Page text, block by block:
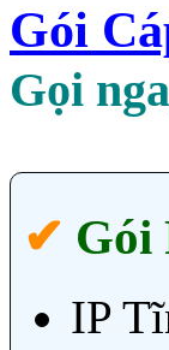
Gói
Gọi
✔‎ Gói
IP